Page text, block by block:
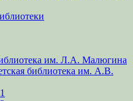
им. Л.А. Малюгина
библиотека им. А.В.